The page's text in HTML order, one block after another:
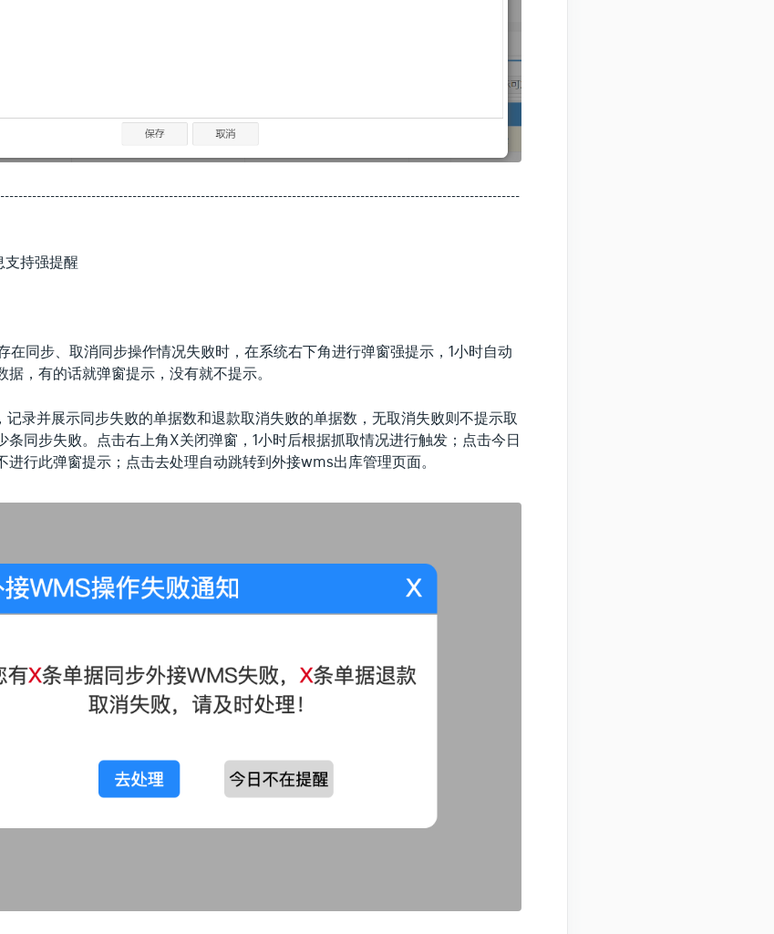
持强提醒
在同步、取消同步操作情况失败时，在系统右下角进行弹窗强提示，1小时自动
据，有的话就弹窗提示，没有就不提示。
记录并展示同步失败的单据数和退款取消失败的单据数，无取消失败则不提示取
条同步失败。点击右上角X关闭弹窗，1小时后根据抓取情况进行触发；点击今日
进行此弹窗提示；点击去处理自动跳转到外接wms出库管理页面。